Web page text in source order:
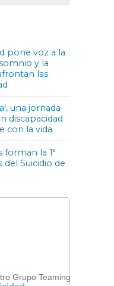
pone voz a la
y la
las
una jornada
discapacidad
con la vida
forman la 1ª
Suicidio de